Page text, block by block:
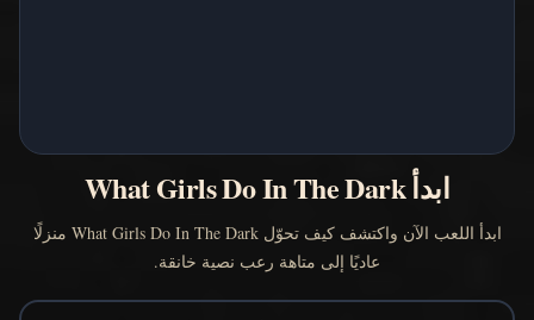
ابدأ What Girls Do In The Dark
ابدأ اللعب الآن واكتشف كيف تحوّل What Girls Do In The Dark منزلًا
عاديًا إلى متاهة رعب نصية خانقة.